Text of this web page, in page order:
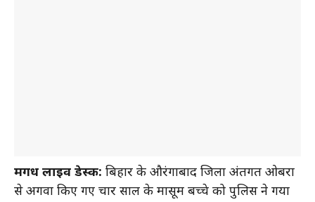
मगध लाइव डेस्क: बिहार के औरंगाबाद जिला अंतर्गत ओबरा
से अगवा किए गए चार साल के मासूम बच्चे को पुलिस ने गया